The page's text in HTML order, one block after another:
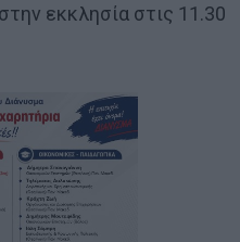
εκκλησία στις 11.30